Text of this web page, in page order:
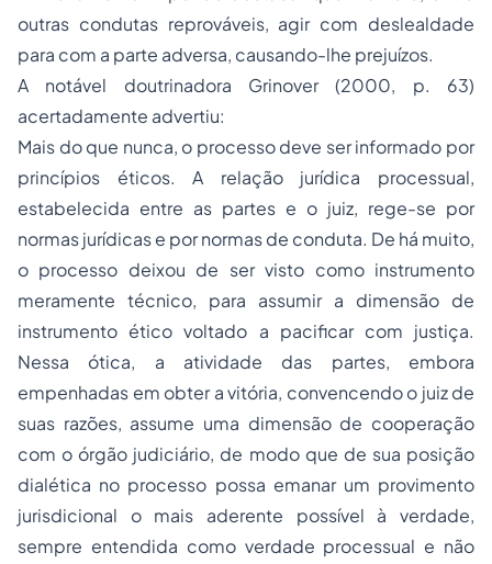
outras condutas reprováveis, agir com deslealdade
para com a parte adversa, causando-lhe prejuízos.
A notável doutrinadora Grinover (2000, p. 63)
acertadamente advertiu:
Mais do que nunca, o processo deve ser informado por
princípios éticos. A relação jurídica processual,
estabelecida entre as partes e o juiz, rege-se por
normas jurídicas e por normas de conduta. De há muito,
o processo deixou de ser visto como instrumento
meramente técnico, para assumir a dimensão de
instrumento ético voltado a pacificar com justiça.
Nessa ótica, a atividade das partes, embora
empenhadas em obter a vitória, convencendo o juiz de
suas razões, assume uma dimensão de cooperação
com o órgão judiciário, de modo que de sua posição
dialética no processo possa emanar um provimento
jurisdicional o mais aderente possível à verdade,
sempre entendida como verdade processual e não